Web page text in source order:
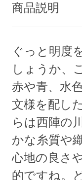
商品説明
ぐっと明度
しょうか、
赤や青、水
文様を配し
らは西陣の
かな糸質や
心地の良さ
的ですね。